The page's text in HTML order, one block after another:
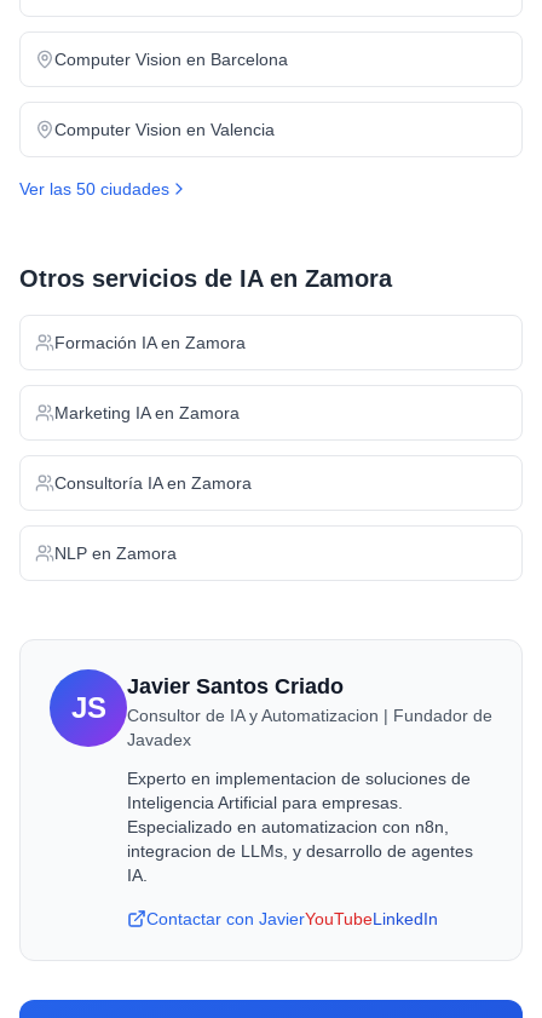
Computer Vision en Barcelona
Computer Vision en Valencia
Ver las 50 ciudades
Otros servicios de IA en Zamora
Formación IAen Zamora
Marketing IAen Zamora
Consultoría IAen Zamora
NLP en Zamora
JS
Javier Santos Criado
Consultor de IA y Automatizacion | Fundador de
Javadex
Experto en implementacion de soluciones de
Inteligencia Artificial para empresas.
Especializado en automatizacion con n8n,
integracion de LLMs, y desarrollo de agentes
IA.
Contactar con JavierYouTubeLinkedIn